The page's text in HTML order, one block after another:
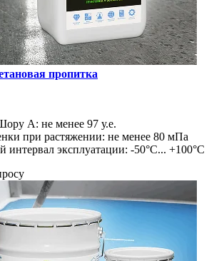
пропитка
А: не менее 97 у.е.
при растяжении: не менее 80 мПа
интервал эксплуатации: -50°С... +100°С